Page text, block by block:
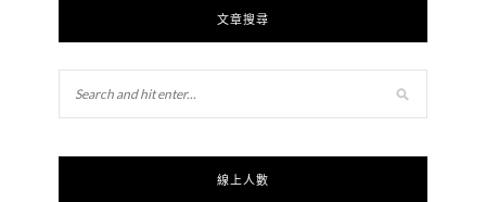
文章搜尋
線上人數